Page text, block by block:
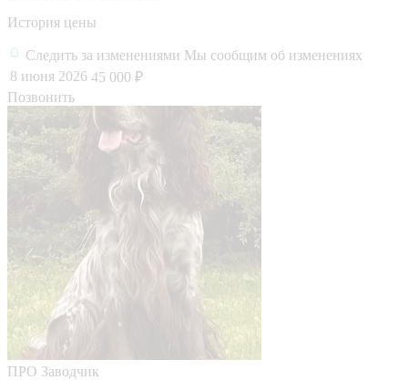
История цены
Следить за изменениями Мы сообщим об изменениях
8 июня 2026 45 000 ₽
Позвонить
ПРО Заводчик